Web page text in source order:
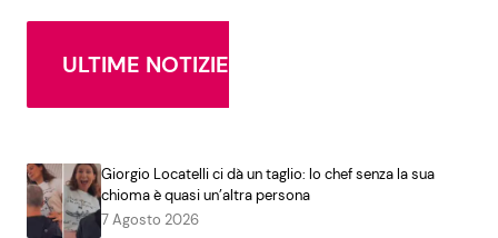
ULTIME NOTIZIE
Giorgio Locatelli ci dà un taglio: lo chef senza la sua
chioma è quasi un’altra persona
7 Agosto 2026